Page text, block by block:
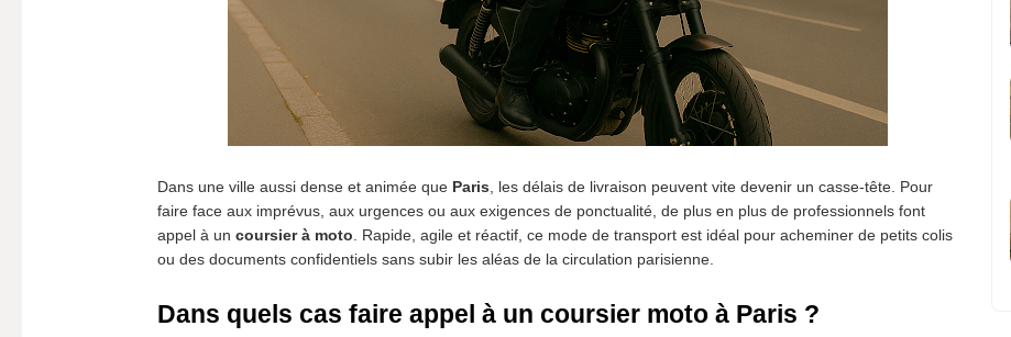
Dans une ville aussi dense et animée que Paris , les délais de livraison peuvent vite devenir un casse-tête. Pour
faire face aux imprévus, aux urgences ou aux exigences de ponctualité, de plus en plus de professionnels font
appel à un coursier à moto . Rapide, agile et réactif, ce mode de transport est idéal pour acheminer de petits colis
ou des documents confidentiels sans subir les aléas de la circulation parisienne.
Dans quels cas faire appel à un coursier moto à Paris ?